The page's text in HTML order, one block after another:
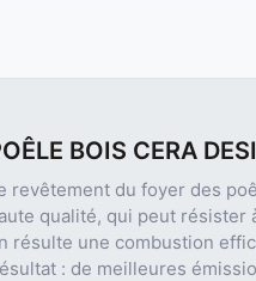
BOIS CERA
revêtement du foyer des
qualité, qui peut résister
résulte une combustion
: de meilleures